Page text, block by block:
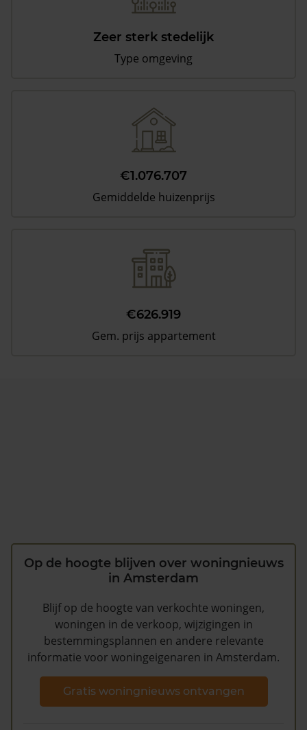
Zeer sterk stedelijk
Type omgeving
€1.076.707
Gemiddelde huizenprijs
€626.919
Gem. prijs appartement
Op de hoogte blijven over woningnieuws
in Amsterdam
Blijf op de hoogte van verkochte woningen,
woningen in de verkoop, wijzigingen in
bestemmingsplannen en andere relevante
informatie voor woningeigenaren in Amsterdam.
Gratis woningnieuws ontvangen